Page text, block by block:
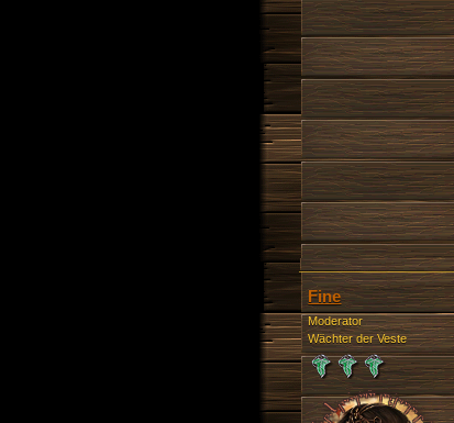
Fine
Moderator
Wächter der Veste